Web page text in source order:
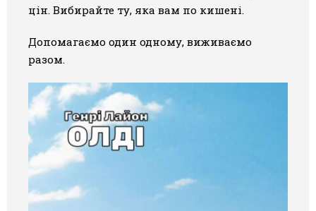
цін. Вибирайте ту, яка вам по кишені.
Допомагаємо один одному, виживаємо
разом.